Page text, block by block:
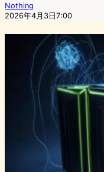
Nothing
2026年4月3日7:00